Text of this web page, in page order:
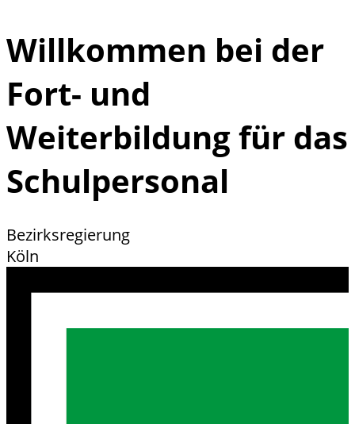
Willkommen bei der
Fort- und
Weiterbildung für das
Schulpersonal
Bezirksregierung
Köln